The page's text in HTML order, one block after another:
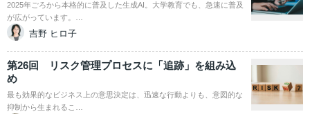
2025年ごろから本格的に普及した生成AI。大学教育でも、急速に普及
が広がっています。…
吉野 ヒロ子
第26回 リスク管理プロセスに「追跡」を組み込
め
最も効果的なビジネス上の意思決定は、迅速な行動よりも、意図的な
抑制から生まれるこ…